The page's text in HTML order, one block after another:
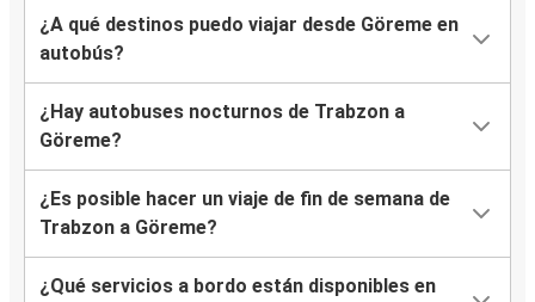
¿A qué destinos puedo viajar desde Göreme en
autobús?
¿Hay autobuses nocturnos de Trabzon a
Göreme?
¿Es posible hacer un viaje de fin de semana de
Trabzon a Göreme?
¿Qué servicios a bordo están disponibles en